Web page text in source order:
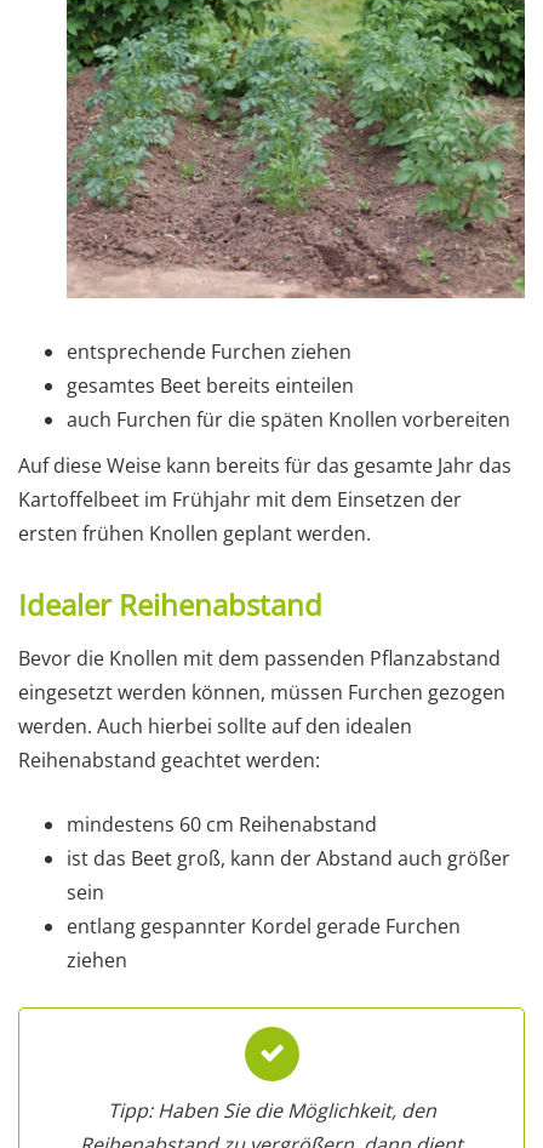
entsprechende Furchen ziehen
gesamtes Beet bereits einteilen
auch Furchen für die späten Knollen vorbereiten
Auf diese Weise kann bereits für das gesamte Jahr das
Kartoffelbeet im Frühjahr mit dem Einsetzen der
ersten frühen Knollen geplant werden.
Idealer Reihenabstand
Bevor die Knollen mit dem passenden Pflanzabstand
eingesetzt werden können, müssen Furchen gezogen
werden. Auch hierbei sollte auf den idealen
Reihenabstand geachtet werden:
mindestens 60 cm Reihenabstand
ist das Beet groß, kann der Abstand auch größer
sein
entlang gespannter Kordel gerade Furchen
ziehen
Tipp: Haben Sie die Möglichkeit, den